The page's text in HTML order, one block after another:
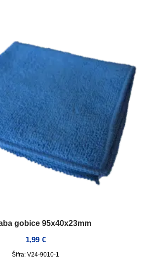
gobice 95x40x23mm
1,99 €
Šifra: V24-9010-1